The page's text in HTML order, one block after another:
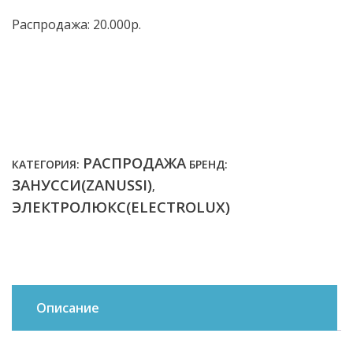
Распродажа: 20.000р.
КАТЕГОРИЯ: РАСПРОДАЖА БРЕНД:
ЗАНУССИ(ZANUSSI),
ЭЛЕКТРОЛЮКС(ELECTROLUX)
Описание